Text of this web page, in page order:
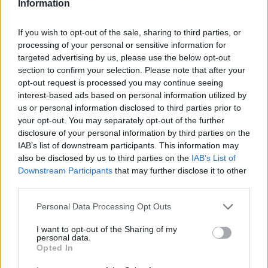
Information
If you wish to opt-out of the sale, sharing to third parties, or
processing of your personal or sensitive information for
targeted advertising by us, please use the below opt-out
section to confirm your selection. Please note that after your
opt-out request is processed you may continue seeing
interest-based ads based on personal information utilized by
us or personal information disclosed to third parties prior to
your opt-out. You may separately opt-out of the further
disclosure of your personal information by third parties on the
IAB’s list of downstream participants. This information may
also be disclosed by us to third parties on the IAB’s List of
Downstream Participants that may further disclose it to other
Personal Data Processing Opt Outs
I want to opt-out of the Sharing of my
personal data.
Opted In
Κυκλοφορία: Οκτ-99
ΔΙΕΘΝΗ ΟΚΤ 7,1999
Pet Shop Boys - Nightlife
Βαθμολογία: 4
Pet Shop Boys
Κυκλοφορία: Οκτ-99
ΔΙΕΘΝΗ ΟΚΤ 3,1999
Βαθμολογία:
Κυκλοφορία: Οκτ-99